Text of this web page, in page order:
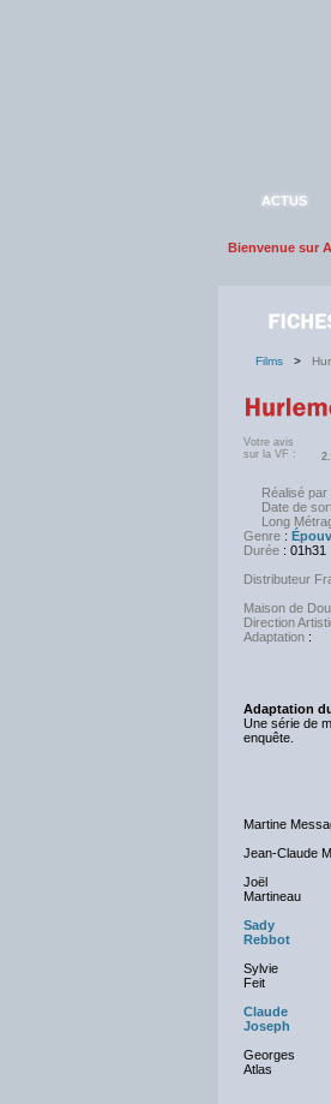
ACTUS
Bienvenue sur
Films >
Votre avis
sur la VF :
Réalisé par
Date de
Long
Genre :
Durée : 01h31
Distributeur
Maison de
Direction
Adaptation :
Adaptation
Une série de
enquête.
Martine
Jean-Claude
Joël
Martineau
Sady
Rebbot
Sylvie
Feit
Claude
Joseph
Georges
Atlas